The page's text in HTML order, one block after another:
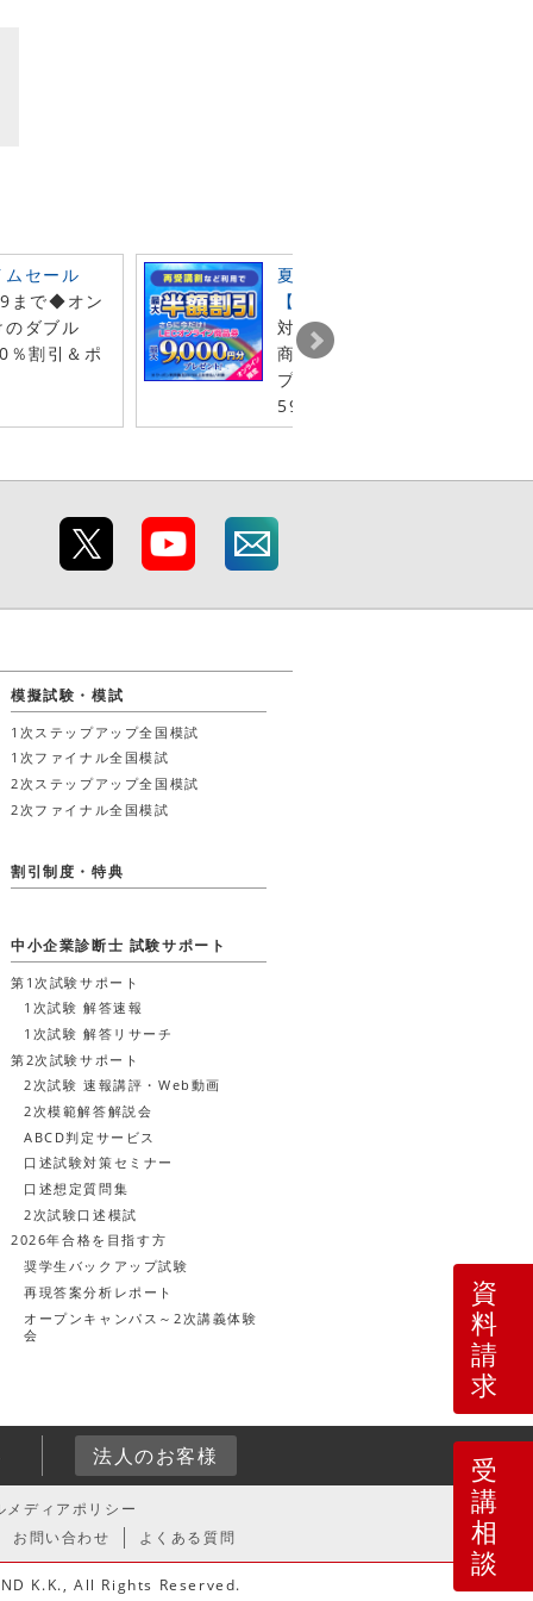
セール
まで◆オン
ダブル
％割引＆ポ
夏の受験生 徹底応援キャンペ
【第2弾】
対象クーポン利用でLECオン
商品券最大9千円分（1年間有
プレゼント◆8月31日（月）
59 まで！
資
料
請
求
受
講
相
談
模擬試験・模試
1次ステップアップ全国模試
1次ファイナル全国模試
2次ステップアップ全国模試
2次ファイナル全国模試
割引制度・特典
中小企業診断士 試験サポート
第1次試験サポート
1次試験 解答速報
1次試験 解答リサーチ
第2次試験サポート
2次試験 速報講評・Web動画
2次模範解答解説会
ABCD判定サービス
口述試験対策セミナー
口述想定質問集
2次試験口述模試
2026年合格を目指す方
奨学生バックアップ試験
再現答案分析レポート
オープンキャンパス～2次講義体験
会
法人のお客様
メディアポリシー
お問い合わせ よくある質問
K.K., All Rights Reserved.